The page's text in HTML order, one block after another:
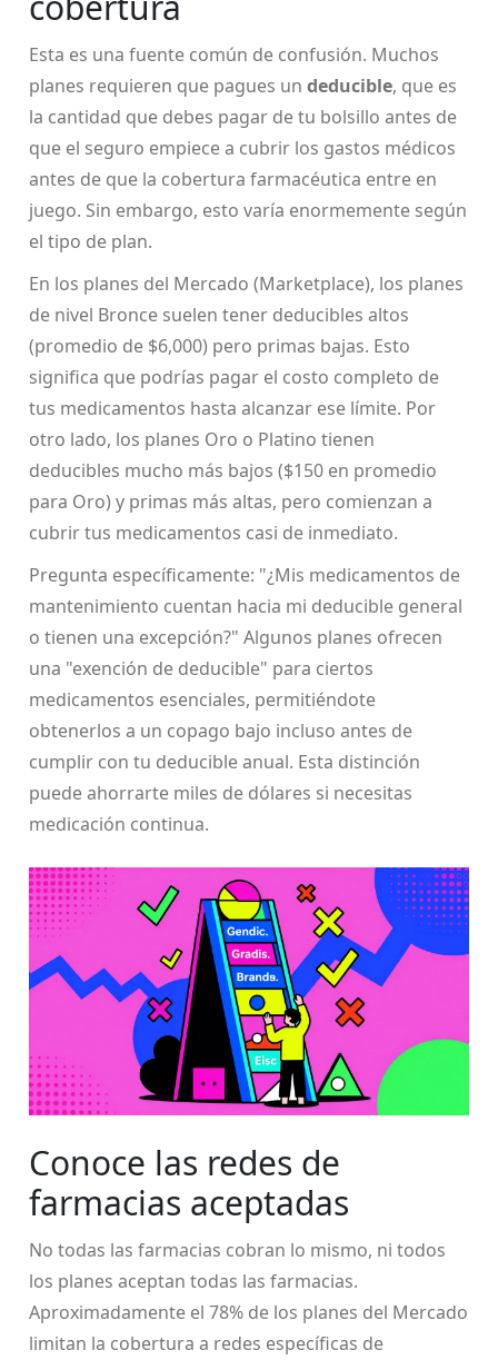
Esta es una fuente común de confusión. Muchos
planes requieren que pagues un deducible, que es
la cantidad que debes pagar de tu bolsillo antes de
que el seguro empiece a cubrir los gastos médicos
antes de que la cobertura farmacéutica entre en
juego. Sin embargo, esto varía enormemente según
el tipo de plan.
En los planes del Mercado (Marketplace), los planes
de nivel Bronce suelen tener deducibles altos
(promedio de $6,000) pero primas bajas. Esto
significa que podrías pagar el costo completo de
tus medicamentos hasta alcanzar ese límite. Por
otro lado, los planes Oro o Platino tienen
deducibles mucho más bajos ($150 en promedio
para Oro) y primas más altas, pero comienzan a
cubrir tus medicamentos casi de inmediato.
Pregunta específicamente: "¿Mis medicamentos de
mantenimiento cuentan hacia mi deducible general
o tienen una excepción?" Algunos planes ofrecen
una "exención de deducible" para ciertos
medicamentos esenciales, permitiéndote
obtenerlos a un copago bajo incluso antes de
cumplir con tu deducible anual. Esta distinción
puede ahorrarte miles de dólares si necesitas
medicación continua.
Conoce las redes de
farmacias aceptadas
No todas las farmacias cobran lo mismo, ni todos
los planes aceptan todas las farmacias.
Aproximadamente el 78% de los planes del Mercado
limitan la cobertura a redes específicas de